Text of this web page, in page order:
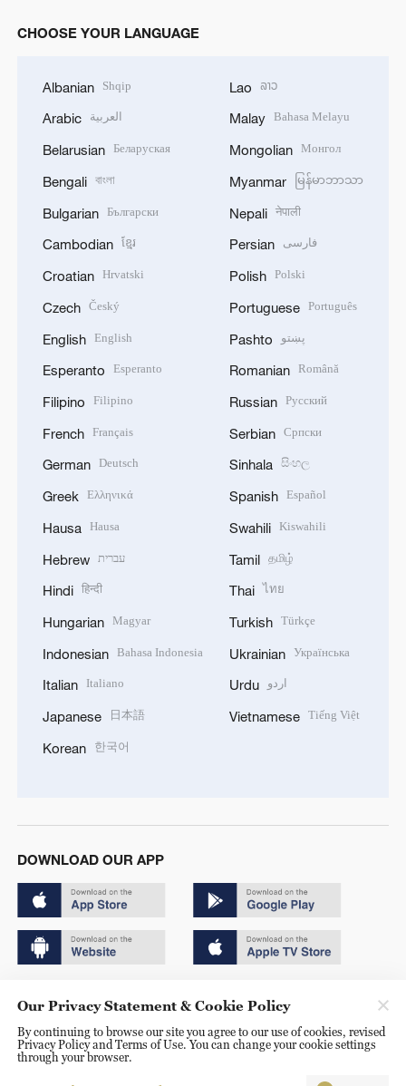
CHOOSE YOUR LANGUAGE
Albanian Shqip
Arabic العربية
Belarusian Беларуская
Bengali বাংলা
Bulgarian Български
Cambodian ខ្មែរ
Croatian Hrvatski
Czech Český
English English
Esperanto Esperanto
Filipino Filipino
French Français
German Deutsch
Greek Ελληνικά
Hausa Hausa
Hebrew עברית
Hindi हिन्दी
Hungarian Magyar
Indonesian Bahasa Indonesia
Italian Italiano
Japanese 日本語
Korean 한국어
Lao ລາວ
Malay Bahasa Melayu
Mongolian Монгол
Myanmar မြန်မာဘာသာ
Nepali नेपाली
Persian فارسی
Polish Polski
Portuguese Português
Pashto پښتو
Romanian Română
Russian Русский
Serbian Српски
Sinhala සිංහල
Spanish Español
Swahili Kiswahili
Tamil தமிழ்
Thai ไทย
Turkish Türkçe
Ukrainian Українська
Urdu اردو
Vietnamese Tiếng Việt
DOWNLOAD OUR APP
京ICP备20000184号
京公网安备 11010502050052号
Our Privacy Statement & Cookie Policy
By continuing to browse our site you agree to our use of cookies, revised
Privacy Policy and Terms of Use. You can change your cookie settings
through your browser.